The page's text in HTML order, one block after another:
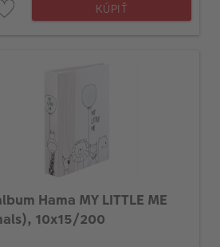
KÚPIŤ
Hama MY LITTLE ME
10x15/200